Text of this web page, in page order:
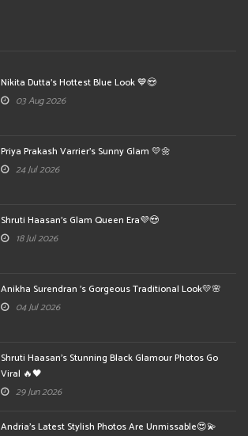
Nikita Dutta's Hottest Blue Look 💙😍
03 Aug 2026
Priya Prakash Varrier's Sunny Glam 💛🌼
24 Jul 2026
Shruti Haasan's Glam Queen Era💜😍
18 Jul 2026
Anikha Surendran 's Gorgeous Traditional Look💛🌸
04 Jul 2026
Shruti Haasan's Stunning Black Glamour Photos Go
Viral 🔥🖤
29 Jun 2026
Andria's Latest Stylish Photos Are Unmissable😍💫